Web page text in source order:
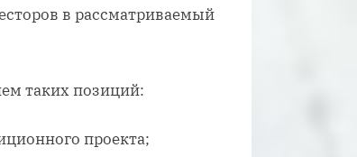
в рассматриваемый
таких позиций:
проекта;